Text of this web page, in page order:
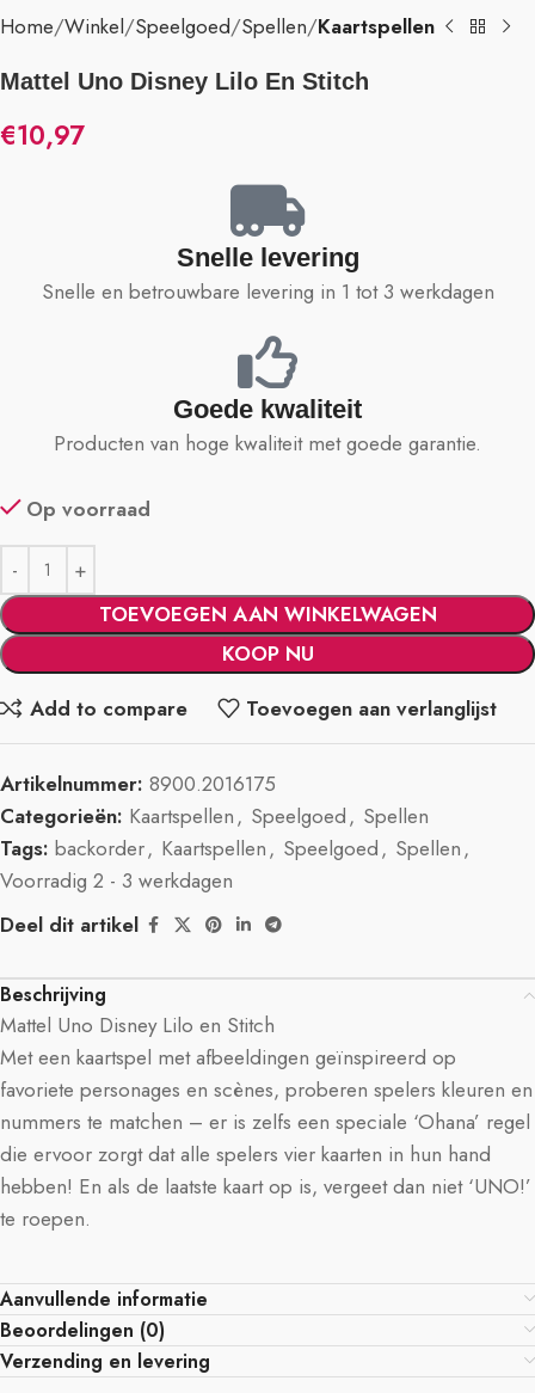
Home Winkel Speelgoed Spellen Kaartspellen
Mattel Uno Disney Lilo En Stitch
€10,97
Snelle levering
Snelle en betrouwbare levering in 1 tot 3 werkdagen
Goede kwaliteit
Producten van hoge kwaliteit met goede garantie.
Op voorraad
TOEVOEGEN AAN WINKELWAGEN
KOOP NU
Add to compare
Toevoegen aan verlanglijst
Artikelnummer: 8900.2016175
Categorieën: Kaartspellen, Speelgoed, Spellen
Tags: backorder, Kaartspellen, Speelgoed, Spellen,
Voorradig 2 - 3 werkdagen
Deel dit artikel
Beschrijving
Mattel Uno Disney Lilo en Stitch
Met een kaartspel met afbeeldingen geïnspireerd op
favoriete personages en scènes, proberen spelers kleuren en
nummers te matchen – er is zelfs een speciale ‘Ohana’ regel
die ervoor zorgt dat alle spelers vier kaarten in hun hand
hebben! En als de laatste kaart op is, vergeet dan niet ‘UNO!’
te roepen.
Aanvullende informatie
Beoordelingen (0)
Verzending en levering